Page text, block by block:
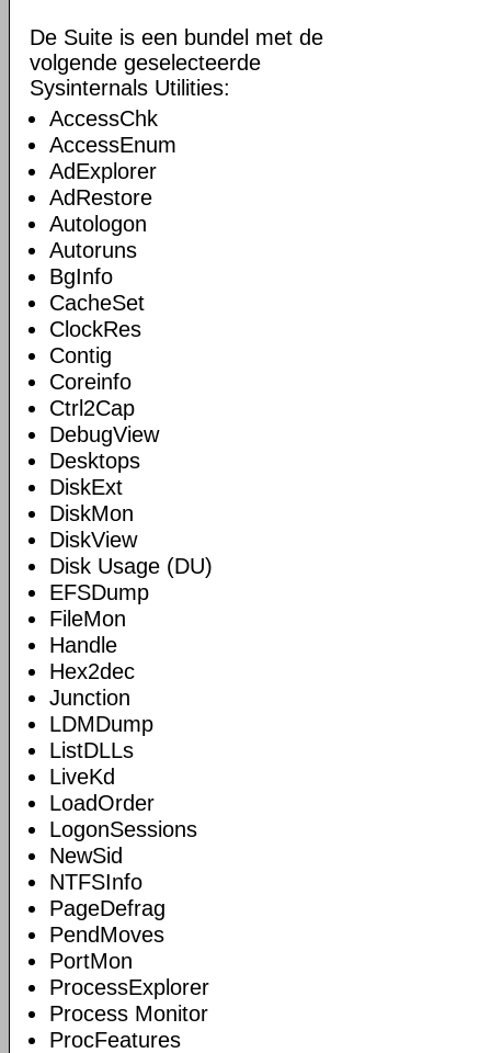
De Suite is een bundel met de
volgende geselecteerde
Sysinternals Utilities:
AccessChk
AccessEnum
AdExplorer
AdRestore
Autologon
Autoruns
BgInfo
CacheSet
ClockRes
Contig
Coreinfo
Ctrl2Cap
DebugView
Desktops
DiskExt
DiskMon
DiskView
Disk Usage (DU)
EFSDump
FileMon
Handle
Hex2dec
Junction
LDMDump
ListDLLs
LiveKd
LoadOrder
LogonSessions
NewSid
NTFSInfo
PageDefrag
PendMoves
PortMon
ProcessExplorer
Process Monitor
ProcFeatures